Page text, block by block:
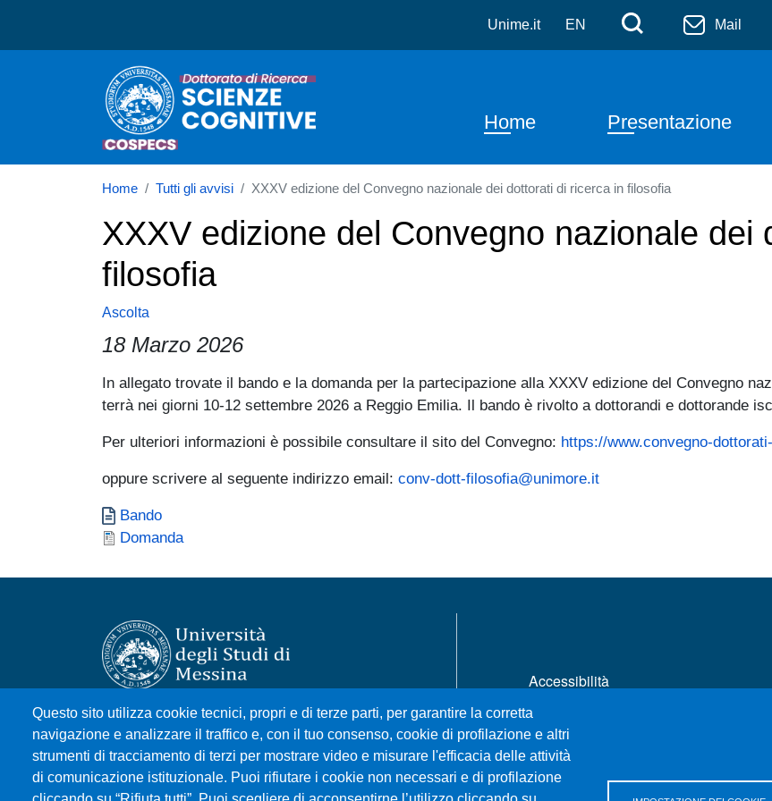
Salta al contenuto principale
Unime.it EN Menù di
Cerca Mail
Navigazione principale
Home Presentazione
Home Tutti gli avvisi XXXV edizione del Convegno nazionale dei dottorati di ricerca in filosofia
XXXV edizione del Convegno nazionale dei
filosofia
Ascolta
18 Marzo 2026
Paragrafo
In allegato trovate il bando e la domanda per la partecipazione alla XXXV edizione del Convegno
terrà nei giorni 10-12 settembre 2026 a Reggio Emilia. Il bando è rivolto a dottorandi e dottorande
Per ulteriori informazioni è possibile consultare il sito del Convegno: https://www.convegno-
oppure scrivere al seguente indirizzo email: conv-dott-filosofia@unimore.it
Documento
Bando
Documento
Domanda
Questo sito utilizza cookie tecnici, propri e di terze parti, per garantire la corretta
navigazione e analizzare il traffico e, con il tuo consenso, cookie di profilazione e altri
strumenti di tracciamento di terzi per mostrare video e misurare l'efficacia delle attività
di comunicazione istituzionale. Puoi rifiutare i cookie non necessari e di profilazione
Università degli Studi di Messina
Piazza Pugliatti, 1 - 98122 Messina
Cod. Fiscale 80004070837
P.IVA 00724160833
Accessibilità
Mappa del sito
Privacy e cookie policy
Rivedi le tue scelte sui cookie